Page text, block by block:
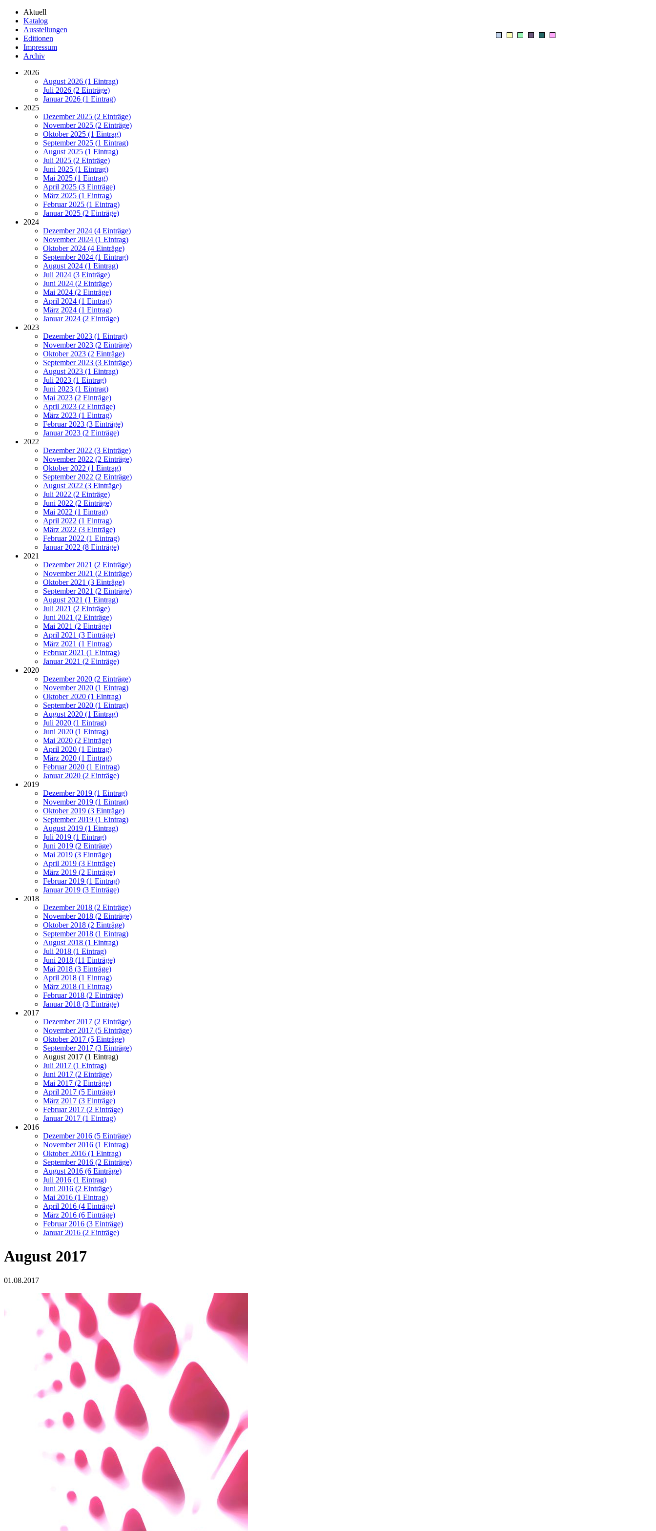
Aktuell
Katalog
Ausstellungen
Editionen
Impressum
Archiv
2026
August 2026 (1 Eintrag)
Juli 2026 (2 Einträge)
Januar 2026 (1 Eintrag)
2025
Dezember 2025 (2 Einträge)
November 2025 (2 Einträge)
Oktober 2025 (1 Eintrag)
September 2025 (1 Eintrag)
August 2025 (1 Eintrag)
Juli 2025 (2 Einträge)
Juni 2025 (1 Eintrag)
Mai 2025 (1 Eintrag)
April 2025 (3 Einträge)
März 2025 (1 Eintrag)
Februar 2025 (1 Eintrag)
Januar 2025 (2 Einträge)
2024
Dezember 2024 (4 Einträge)
November 2024 (1 Eintrag)
Oktober 2024 (4 Einträge)
September 2024 (1 Eintrag)
August 2024 (1 Eintrag)
Juli 2024 (3 Einträge)
Juni 2024 (2 Einträge)
Mai 2024 (2 Einträge)
April 2024 (1 Eintrag)
März 2024 (1 Eintrag)
Januar 2024 (2 Einträge)
2023
Dezember 2023 (1 Eintrag)
November 2023 (2 Einträge)
Oktober 2023 (2 Einträge)
September 2023 (3 Einträge)
August 2023 (1 Eintrag)
Juli 2023 (1 Eintrag)
Juni 2023 (1 Eintrag)
Mai 2023 (2 Einträge)
April 2023 (2 Einträge)
März 2023 (1 Eintrag)
Februar 2023 (3 Einträge)
Januar 2023 (2 Einträge)
2022
Dezember 2022 (3 Einträge)
November 2022 (2 Einträge)
Oktober 2022 (1 Eintrag)
September 2022 (2 Einträge)
August 2022 (3 Einträge)
Juli 2022 (2 Einträge)
Juni 2022 (2 Einträge)
Mai 2022 (1 Eintrag)
April 2022 (1 Eintrag)
März 2022 (3 Einträge)
Februar 2022 (1 Eintrag)
Januar 2022 (8 Einträge)
2021
Dezember 2021 (2 Einträge)
November 2021 (2 Einträge)
Oktober 2021 (3 Einträge)
September 2021 (2 Einträge)
August 2021 (1 Eintrag)
Juli 2021 (2 Einträge)
Juni 2021 (2 Einträge)
Mai 2021 (2 Einträge)
April 2021 (3 Einträge)
März 2021 (1 Eintrag)
Februar 2021 (1 Eintrag)
Januar 2021 (2 Einträge)
2020
Dezember 2020 (2 Einträge)
November 2020 (1 Eintrag)
Oktober 2020 (1 Eintrag)
September 2020 (1 Eintrag)
August 2020 (1 Eintrag)
Juli 2020 (1 Eintrag)
Juni 2020 (1 Eintrag)
Mai 2020 (2 Einträge)
April 2020 (1 Eintrag)
März 2020 (1 Eintrag)
Februar 2020 (1 Eintrag)
Januar 2020 (2 Einträge)
2019
Dezember 2019 (1 Eintrag)
November 2019 (1 Eintrag)
Oktober 2019 (3 Einträge)
September 2019 (1 Eintrag)
August 2019 (1 Eintrag)
Juli 2019 (1 Eintrag)
Juni 2019 (2 Einträge)
Mai 2019 (3 Einträge)
April 2019 (3 Einträge)
März 2019 (2 Einträge)
Februar 2019 (1 Eintrag)
Januar 2019 (3 Einträge)
2018
Dezember 2018 (2 Einträge)
November 2018 (2 Einträge)
Oktober 2018 (2 Einträge)
September 2018 (1 Eintrag)
August 2018 (1 Eintrag)
Juli 2018 (1 Eintrag)
Juni 2018 (11 Einträge)
Mai 2018 (3 Einträge)
April 2018 (1 Eintrag)
März 2018 (1 Eintrag)
Februar 2018 (2 Einträge)
Januar 2018 (3 Einträge)
2017
Dezember 2017 (2 Einträge)
November 2017 (5 Einträge)
Oktober 2017 (5 Einträge)
September 2017 (3 Einträge)
August 2017 (1 Eintrag)
Juli 2017 (1 Eintrag)
Juni 2017 (2 Einträge)
Mai 2017 (2 Einträge)
April 2017 (5 Einträge)
März 2017 (3 Einträge)
Februar 2017 (2 Einträge)
Januar 2017 (1 Eintrag)
2016
Dezember 2016 (5 Einträge)
November 2016 (1 Eintrag)
Oktober 2016 (1 Eintrag)
September 2016 (2 Einträge)
August 2016 (6 Einträge)
Juli 2016 (1 Eintrag)
Juni 2016 (2 Einträge)
Mai 2016 (1 Eintrag)
April 2016 (4 Einträge)
März 2016 (6 Einträge)
Februar 2016 (3 Einträge)
Januar 2016 (2 Einträge)
August 2017
01.08.2017